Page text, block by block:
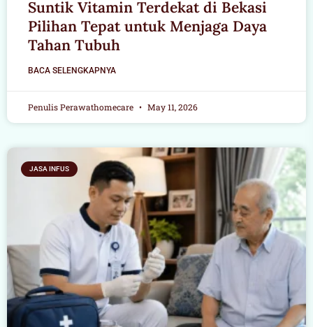
Suntik Vitamin Terdekat di Bekasi
Pilihan Tepat untuk Menjaga Daya
Tahan Tubuh
BACA SELENGKAPNYA
Penulis Perawathomecare May 11, 2026
JASA INFUS